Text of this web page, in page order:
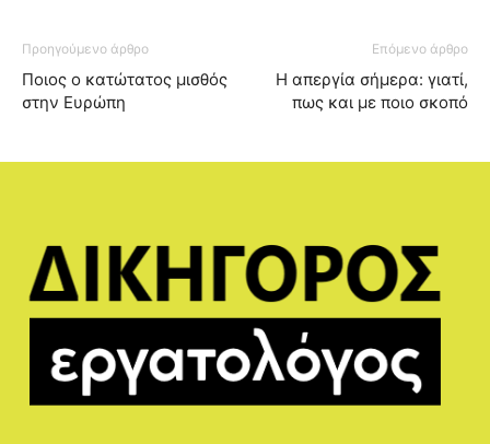
Προηγούμενο άρθρο
Ποιος ο κατώτατος μισθός
στην Ευρώπη
Επόμενο άρθρο
Η απεργία σήμερα: γιατί,
πως και με ποιο σκοπό